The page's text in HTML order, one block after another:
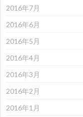
2016年7月
2016年6月
2016年5月
2016年4月
2016年3月
2016年2月
2016年1月